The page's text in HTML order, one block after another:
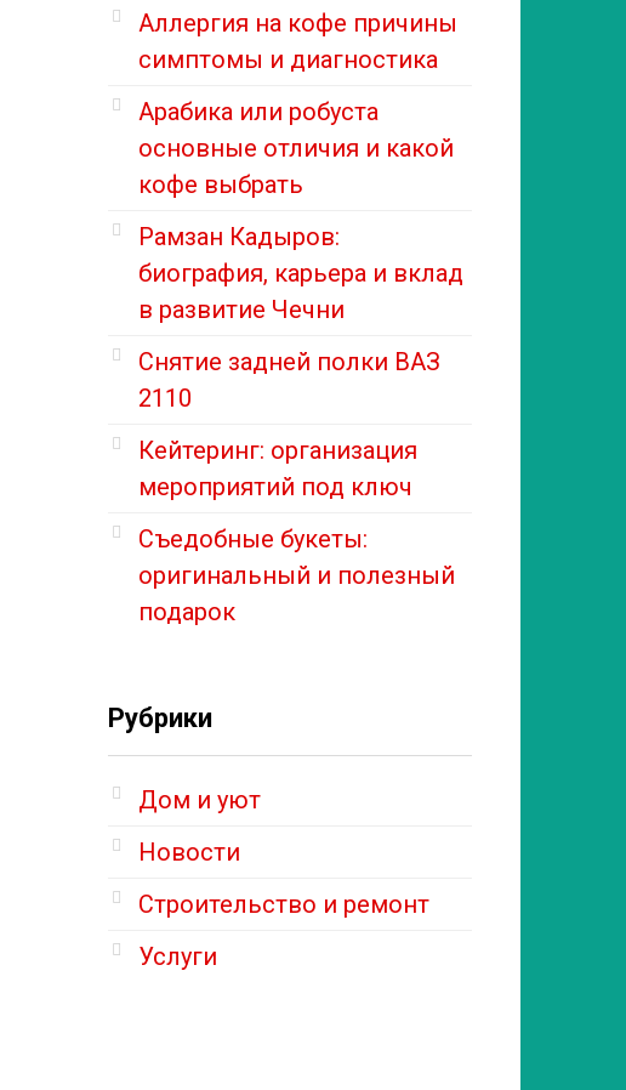
Аллергия на кофе причины
симптомы и диагностика
Арабика или робуста
основные отличия и какой
кофе выбрать
Рамзан Кадыров:
биография, карьера и вклад
в развитие Чечни
Снятие задней полки ВАЗ
2110
Кейтеринг: организация
мероприятий под ключ
Съедобные букеты:
оригинальный и полезный
подарок
Рубрики
Дом и уют
Новости
Строительство и ремонт
Услуги